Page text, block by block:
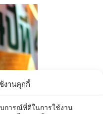
งานคุกกี้
การณ์ที่ดีในการใช้งาน